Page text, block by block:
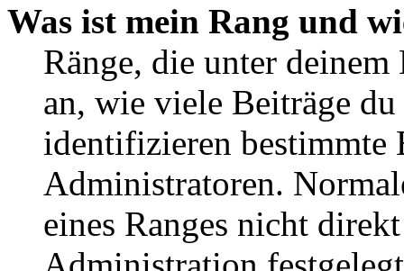
Was ist mein Rang und
Ränge, die unter deinem
an, wie viele Beiträge
identifizieren bestimmte
Administratoren.
eines Ranges nicht